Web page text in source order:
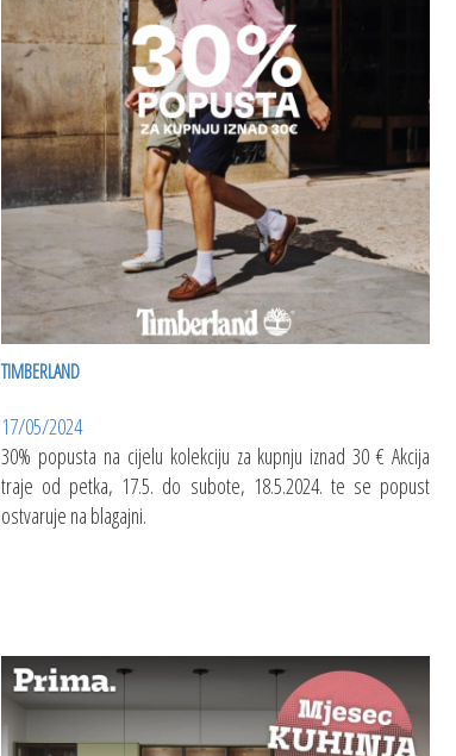
TIMBERLAND
17/05/2024
30% popusta na cijelu kolekciju za kupnju iznad 30 € Akcija
traje od petka, 17.5. do subote, 18.5.2024. te se popust
ostvaruje na blagajni.